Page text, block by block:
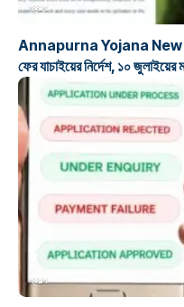
প্রকল্প
Annapurna Yojana New
ফের যাচাইয়ের নির্দেশ, ১০
প্রকল্প